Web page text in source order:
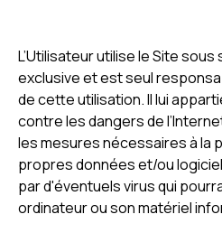
L’Utilisateur utilise le Site
exclusive et est seul
de cette utilisation. Il lui
contre les dangers de
les mesures nécessaires à la
propres données et/ou
par d'éventuels virus qui
ordinateur ou son matériel